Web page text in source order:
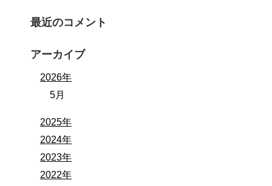
最近のコメント
アーカイブ
2026年
5月
2025年
2024年
2023年
2022年